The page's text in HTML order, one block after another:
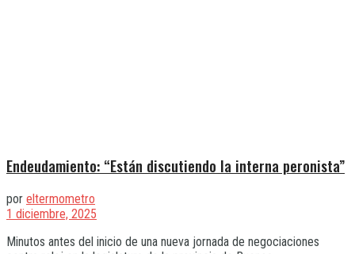
Endeudamiento: “Están discutiendo la interna peronista”
por eltermometro
1 diciembre, 2025
Minutos antes del inicio de una nueva jornada de negociaciones